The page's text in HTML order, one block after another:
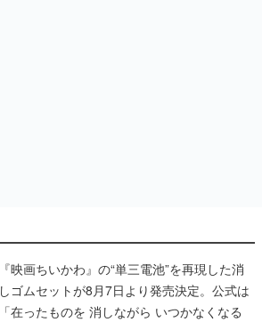
『映画ちいかわ』の“単三電池”を再現した消
しゴムセットが8月7日より発売決定。公式は
「在ったものを 消しながら いつかなくなる